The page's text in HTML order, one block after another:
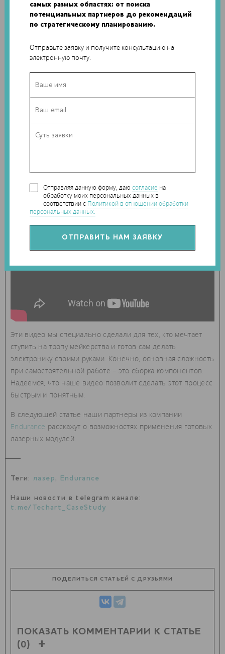
самых разных областях: от поиска
потенциальных партнеров до рекомендаций
по стратегическому планированию.
Отправьте заявку и получите консультацию на
электронную почту.
Отправляя данную форму, даюсогласие на
обработку моих персональных данных в
соответствии с Политикой в отношении обработки
персональных данных.
Эти видео мы специально сделали для тех, кто мечтает
ступить на тропу мейкерства и готов сам делать
электронику своими руками. Конечно, основная сложность
при самостоятельной работе – это сборка компонентов.
Надеемся, что наше видео позволит сделать этот процесс
быстрым и понятным.
В следующей статье наши партнеры из компании
Endurance расскажут о возможностях применения готовых
лазерных модулей.
Теги: лазер , Endurance
Наши новости в telegram канале:
t.me/Techart_CaseStudy
ПОДЕЛИТЬСЯ СТАТЬЕЙ С ДРУЗЬЯМИ
ПОКАЗАТЬ КОММЕНТАРИИ К СТАТЬЕ
(0)